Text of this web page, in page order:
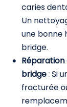
caries
Un
une bonne
bridge.
Réparation
bridge: Si
fracturée